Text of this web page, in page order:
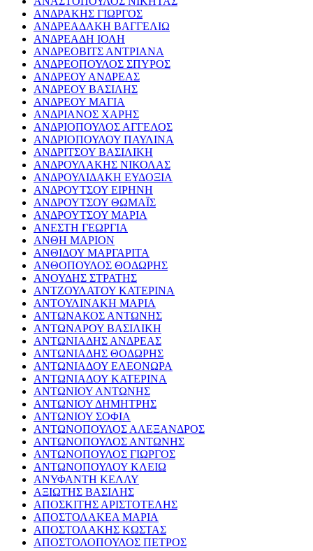
ΑΝΔΡΑΚΗΣ ΓΙΩΡΓΟΣ
ΑΝΔΡΕΑΔΑΚΗ ΒΑΓΓΕΛΙΩ
ΑΝΔΡΕΑΔΗ ΙΟΛΗ
ΑΝΔΡΕΟΒΙΤΣ ΑΝΤΡΙΑΝΑ
ΑΝΔΡΕΟΠΟΥΛΟΣ ΣΠΥΡΟΣ
ΑΝΔΡΕΟΥ ΑΝΔΡΕΑΣ
ΑΝΔΡΕΟΥ ΒΑΣΙΛΗΣ
ΑΝΔΡΕΟΥ ΜΑΓΙΑ
ΑΝΔΡΙΑΝΟΣ ΧΑΡΗΣ
ΑΝΔΡΙΟΠΟΥΛΟΣ ΑΓΓΕΛΟΣ
ΑΝΔΡΙΟΠΟΥΛΟΥ ΠΑΥΛΙΝΑ
ΑΝΔΡΙΤΣΟΥ ΒΑΣΙΛΙΚΗ
ΑΝΔΡΟΥΛΑΚΗΣ ΝΙΚΟΛΑΣ
ΑΝΔΡΟΥΛΙΔΑΚΗ ΕΥΔΟΞΙΑ
ΑΝΔΡΟΥΤΣΟΥ ΕΙΡΗΝΗ
ΑΝΔΡΟΥΤΣΟΥ ΘΩΜΑΪΣ
ΑΝΔΡΟΥΤΣΟΥ ΜΑΡΙΑ
ΑΝΕΣΤΗ ΓΕΩΡΓΙΑ
ΑΝΘΗ ΜΑΡΙΟΝ
ΑΝΘΙΔΟΥ ΜΑΡΓΑΡΙΤΑ
ΑΝΘΟΠΟΥΛΟΣ ΘΟΔΩΡΗΣ
ΑΝΟΥΔΗΣ ΣΤΡΑΤΗΣ
ΑΝΤΖΟΥΛΑΤΟΥ ΚΑΤΕΡΙΝΑ
ΑΝΤΟΥΛΙΝΑΚΗ ΜΑΡΙΑ
ΑΝΤΩΝΑΚΟΣ ΑΝΤΩΝΗΣ
ΑΝΤΩΝΑΡΟΥ ΒΑΣΙΛΙΚΗ
ΑΝΤΩΝΙΑΔΗΣ ΑΝΔΡΕΑΣ
ΑΝΤΩΝΙΑΔΗΣ ΘΟΔΩΡΗΣ
ΑΝΤΩΝΙΑΔΟΥ ΕΛΕΟΝΩΡΑ
ΑΝΤΩΝΙΑΔΟΥ ΚΑΤΕΡΙΝΑ
ΑΝΤΩΝΙΟΥ ΑΝΤΩΝΗΣ
ΑΝΤΩΝΙΟΥ ΔΗΜΗΤΡΗΣ
ΑΝΤΩΝΙΟΥ ΣΟΦΙΑ
ΑΝΤΩΝΟΠΟΥΛΟΣ ΑΛΕΞΑΝΔΡΟΣ
ΑΝΤΩΝΟΠΟΥΛΟΣ ΑΝΤΩΝΗΣ
ΑΝΤΩΝΟΠΟΥΛΟΣ ΓΙΩΡΓΟΣ
ΑΝΤΩΝΟΠΟΥΛΟΥ ΚΛΕΙΩ
ΑΝΥΦΑΝΤΗ ΚΕΛΛΥ
ΑΞΙΩΤΗΣ ΒΑΣΙΛΗΣ
ΑΠΟΣΚΙΤΗΣ ΑΡΙΣΤΟΤΕΛΗΣ
ΑΠΟΣΤΟΛΑΚΕΑ ΜΑΡΙΑ
ΑΠΟΣΤΟΛΑΚΗΣ ΚΩΣΤΑΣ
ΑΠΟΣΤΟΛΟΠΟΥΛΟΣ ΠΕΤΡΟΣ